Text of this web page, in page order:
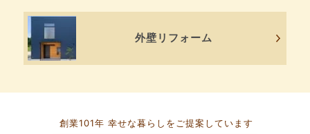
外壁リフォーム
創業101年 幸せな暮らしをご提案しています